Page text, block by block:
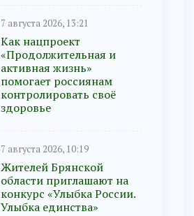
7 августа 2026, 13:21
Как нацпроект
«Продолжительная и
активная жизнь»
помогает россиянам
контролировать своё
здоровье
7 августа 2026, 10:19
Жителей Брянской
области приглашают на
конкурс «Улыбка России.
Улыбка единства»